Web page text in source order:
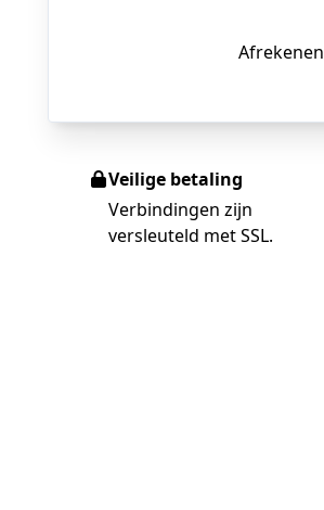
Afrekenen
Veilige betaling
Verbindingen zijn
versleuteld met SSL.